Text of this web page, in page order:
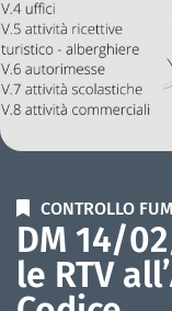
CONTROLLO
DM 14/
le RTV